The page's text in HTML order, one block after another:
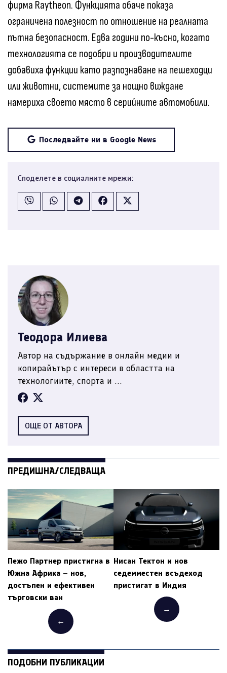
фирма Raytheon. Функцията обаче показа
ограничена полезност по отношение на реалната
пътна безопасност. Едва години по-късно, когато
технологията се подобри и производителите
добавиха функции като разпознаване на пешеходци
или животни, системите за нощно виждане
намериха своето място в серийните автомобили.
Последвайте ни в Google News
Споделете в социалните мрежи:
Теодора Илиева
Автор на съдържание в онлайн медии и
копирайътър с интереси в областта на
технологиите, спорта и ...
ОЩЕ ОТ АВТОРА
ПРЕДИШНА/СЛЕДВАЩА
Пежо Партнер пристигна в
Южна Африка – нов,
достъпен и ефективен
търговски ван
←
Нисан Тектон и нов
седемместен всъдеход
пристигат в Индия
→
ПОДОБНИ ПУБЛИКАЦИИ